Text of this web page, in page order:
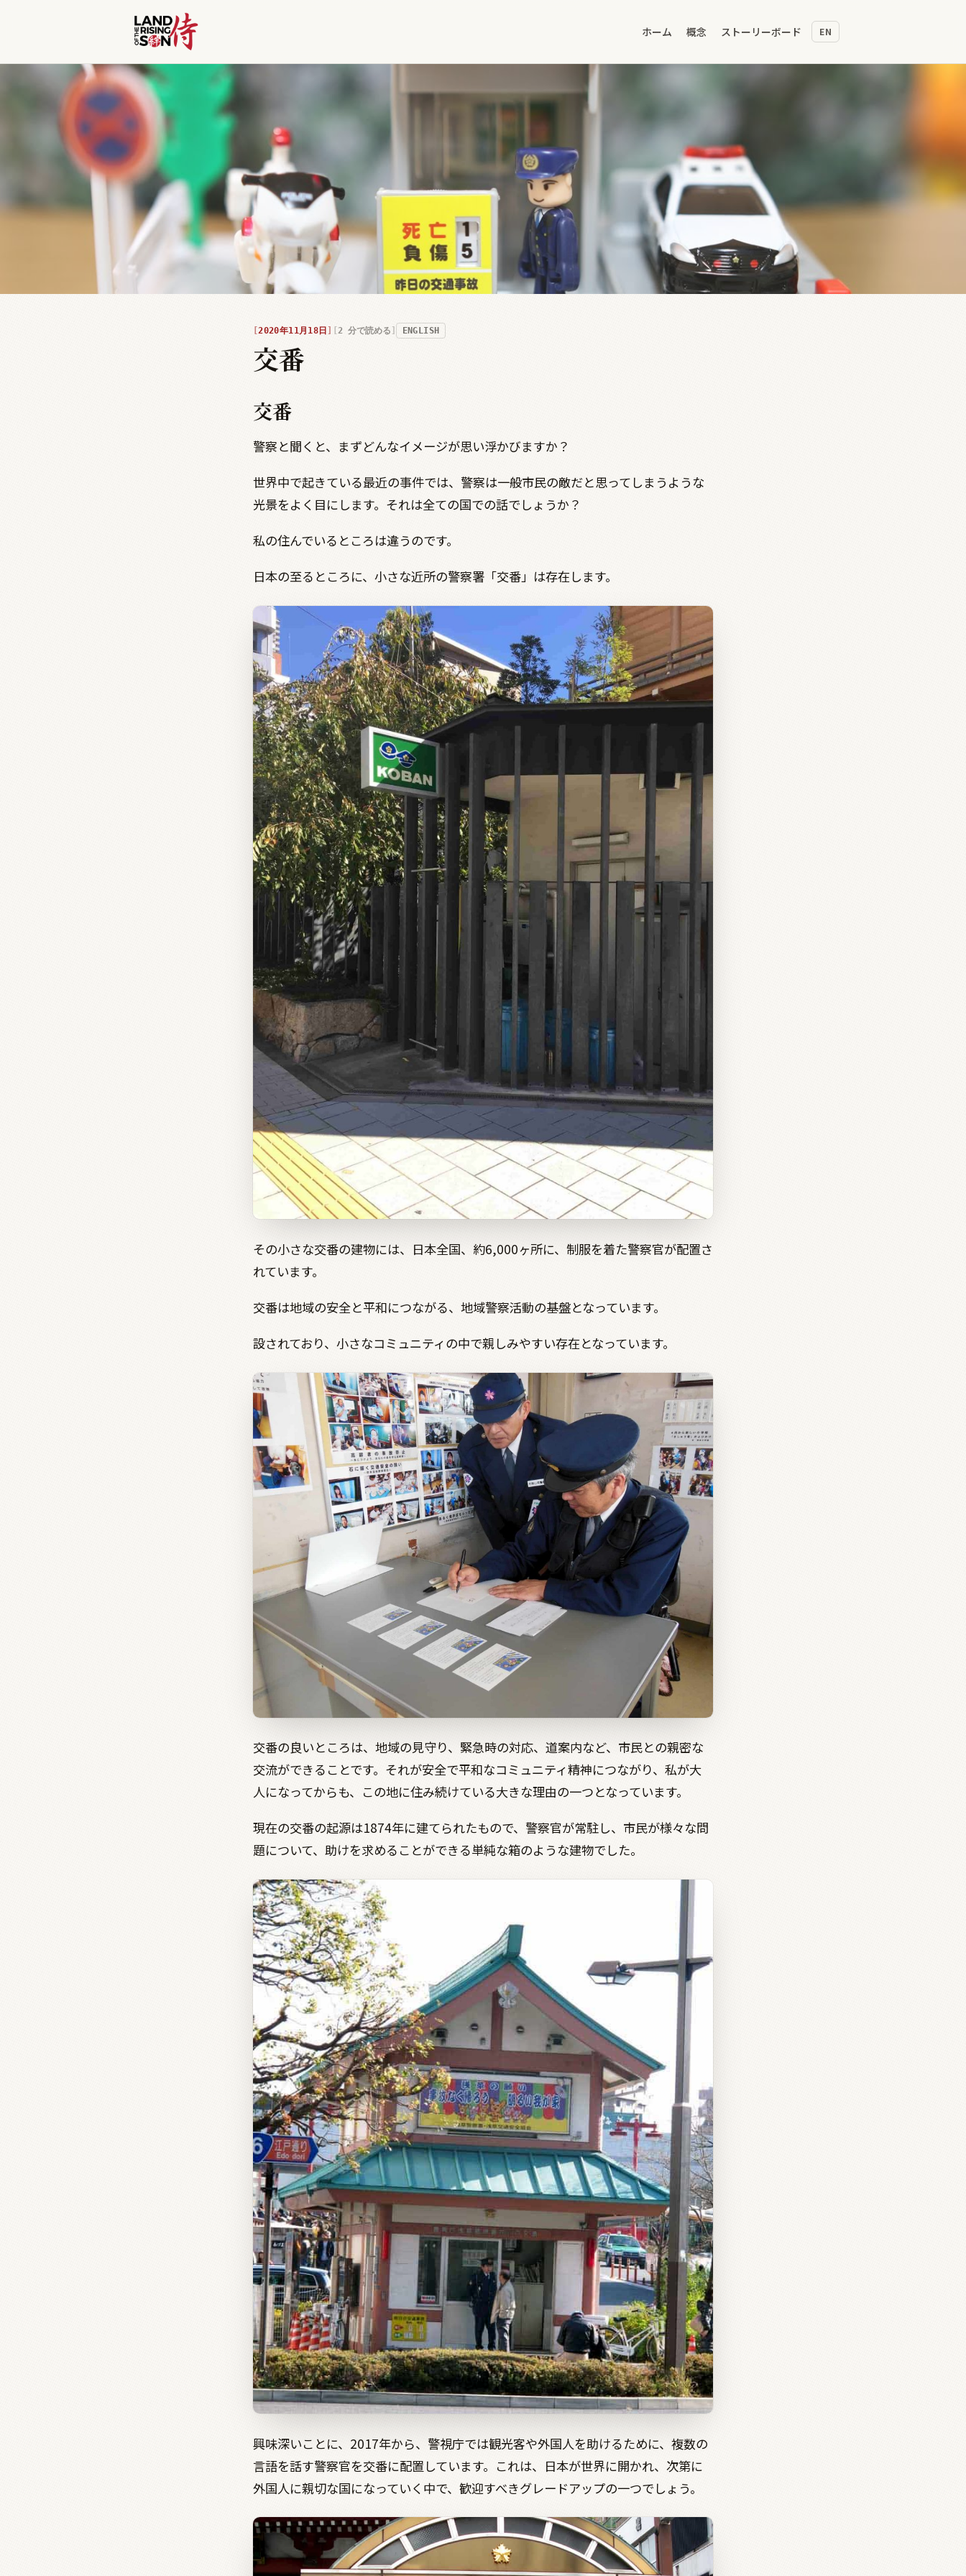
ホーム 概念 ストーリーボード EN
2020年11月18日 2 分で読める ENGLISH
交番
交番
警察と聞くと、まずどんなイメージが思い浮かびますか？
世界中で起きている最近の事件では、警察は一般市民の敵だと思ってしまうような
光景をよく目にします。それは全ての国での話でしょうか？
私の住んでいるところは違うのです。
日本の至るところに、小さな近所の警察署「交番」は存在します。
その小さな交番の建物には、日本全国、約6,000ヶ所に、制服を着た警察官が配置さ
れています。
交番は地域の安全と平和につながる、地域警察活動の基盤となっています。
設されており、小さなコミュニティの中で親しみやすい存在となっています。
交番の良いところは、地域の見守り、緊急時の対応、道案内など、市民との親密な
交流ができることです。それが安全で平和なコミュニティ精神につながり、私が大
人になってからも、この地に住み続けている大きな理由の一つとなっています。
現在の交番の起源は1874年に建てられたもので、警察官が常駐し、市民が様々な問
題について、助けを求めることができる単純な箱のような建物でした。
興味深いことに、2017年から、警視庁では観光客や外国人を助けるために、複数の
言語を話す警察官を交番に配置しています。これは、日本が世界に開かれ、次第に
外国人に親切な国になっていく中で、歓迎すべきグレードアップの一つでしょう。